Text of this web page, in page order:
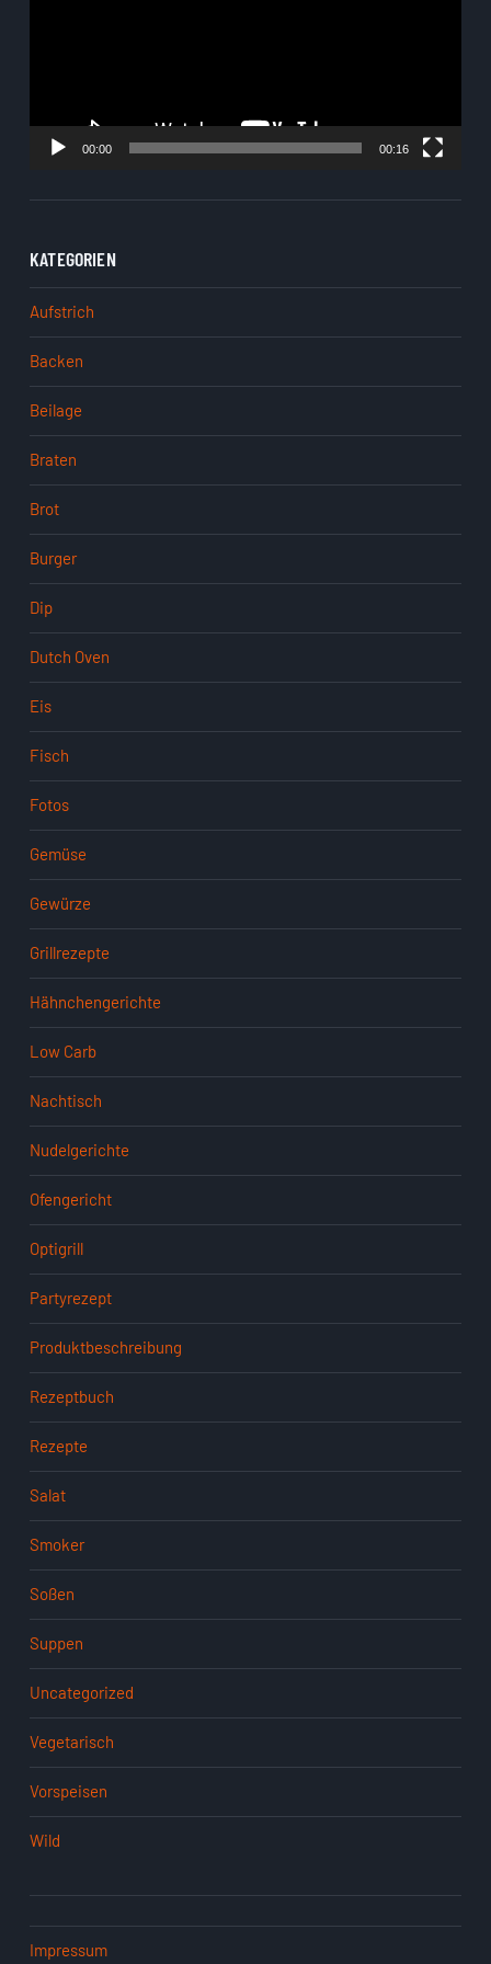
00:00 00:16
KATEGORIEN
Aufstrich
Backen
Beilage
Braten
Brot
Burger
Dip
Dutch Oven
Eis
Fisch
Fotos
Gemüse
Gewürze
Grillrezepte
Hähnchengerichte
Low Carb
Nachtisch
Nudelgerichte
Ofengericht
Optigrill
Partyrezept
Produktbeschreibung
Rezeptbuch
Rezepte
Salat
Smoker
Soßen
Suppen
Uncategorized
Vegetarisch
Vorspeisen
Wild
Impressum